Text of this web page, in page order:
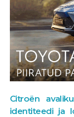
Citroën
identiteedi ja